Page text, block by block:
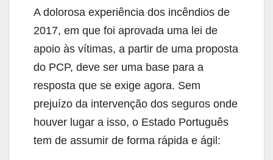
A dolorosa experiência dos incêndios de
2017, em que foi aprovada uma lei de
apoio às vítimas, a partir de uma proposta
do PCP, deve ser uma base para a
resposta que se exige agora. Sem
prejuízo da intervenção dos seguros onde
houver lugar a isso, o Estado Português
tem de assumir de forma rápida e ágil: